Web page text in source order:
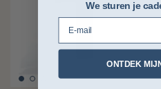
We sturen je
ONTDEK